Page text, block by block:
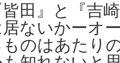
田』と『吉
ないかーオ
ものはあたり